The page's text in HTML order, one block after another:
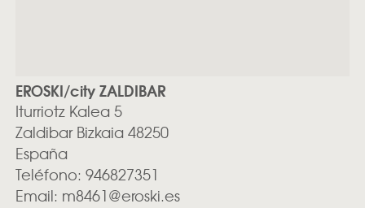
EROSKI/city ZALDIBAR
Iturriotz Kalea 5
ZaldibarBizkaia 48250
España
Teléfono: 946827351
Email: m8461@eroski.es